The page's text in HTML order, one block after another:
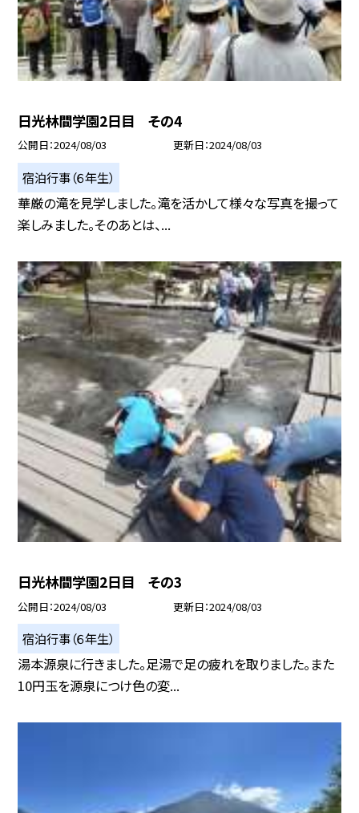
日光林間学園2日目 その4
公開日 2024/08/03 更新日 2024/08/03
宿泊行事（６年生）
華厳の滝を見学しました。滝を活かして様々な写真を撮って
楽しみました。そのあとは、...
日光林間学園2日目 その3
公開日 2024/08/03 更新日 2024/08/03
宿泊行事（６年生）
湯本源泉に行きました。足湯で足の疲れを取りました。また
10円玉を源泉につけ色の変...